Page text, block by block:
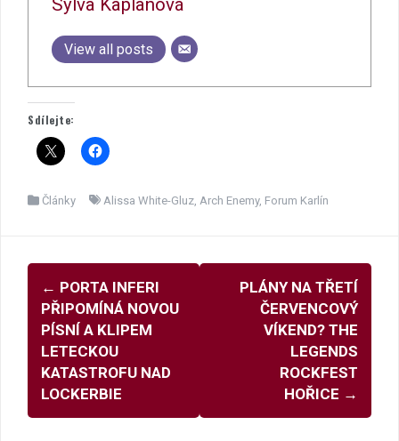
Sylva Kaplanová
View all posts
Sdílejte:
Články Alissa White-Gluz Arch Enemy, Forum Karlín
Navigace
pro
příspěvky
← PORTA INFERI
PŘIPOMÍNÁ NOVOU
PÍSNÍ A KLIPEM
LETECKOU
KATASTROFU NAD
LOCKERBIE
PLÁNY NA TŘETÍ
ČERVENCOVÝ
VÍKEND? THE
LEGENDS
ROCKFEST
HOŘICE →